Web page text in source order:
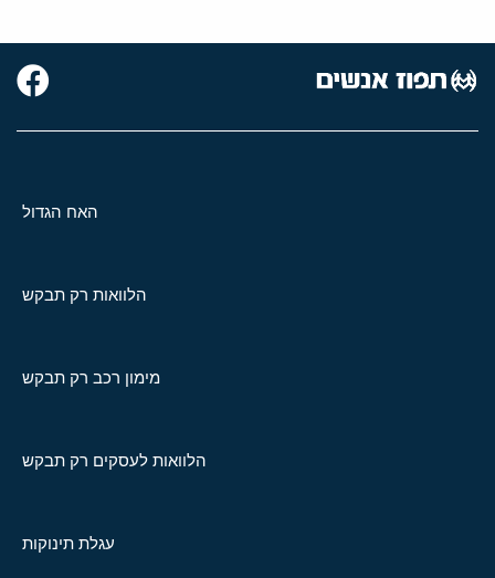
האח הגדול
הלוואות רק תבקש
מימון רכב רק תבקש
הלוואות לעסקים רק תבקש
עגלת תינוקות